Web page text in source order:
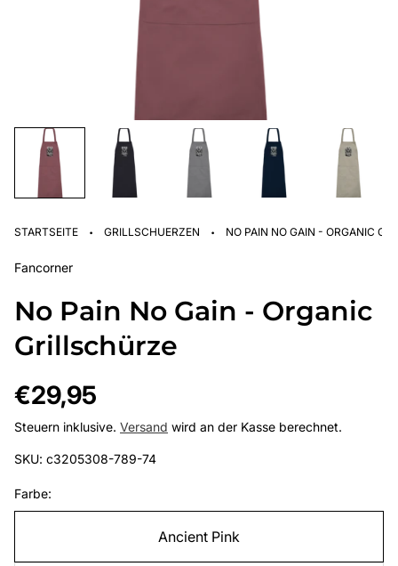
STARTSEITE · GRILLSCHUERZEN · NO PAIN NO GAIN - ORGANIC
Fancorner
No Pain No Gain - Organic
Grillschürze
Regulärer
Preis
€29,95
Steuern inklusive. Versand wird an der Kasse berechnet.
SKU: c3205308-789-74
Farbe:
Ancient Pink